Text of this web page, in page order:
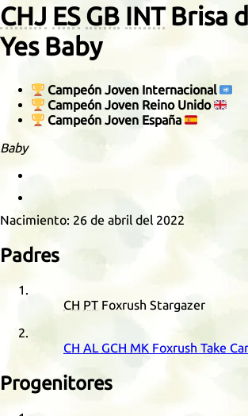
CHJ ES GB INT Brisa
Yes Baby
🏆 Campeón Joven Internacional 🇺🇳
🏆 Campeón Joven Reino Unido 🇬🇧
🏆 Campeón Joven España 🇪🇸
Baby
Nacimiento: 26 de abril del 2022
Padres
CH PT Foxrush Stargazer
CH AL GCH MK Foxrush Take
Progenitores